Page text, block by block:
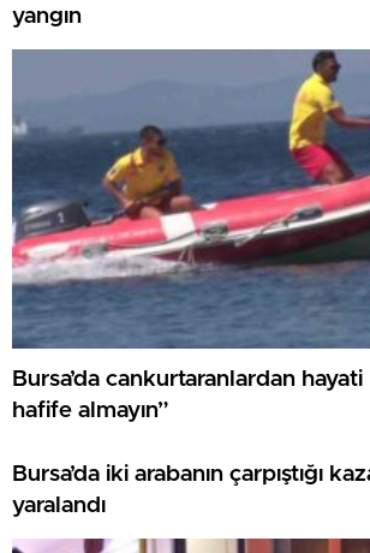
yangın
Bursa’da cankurtaranlardan
hafife almayın”
Bursa’da iki arabanın çarpıştığı
yaralandı